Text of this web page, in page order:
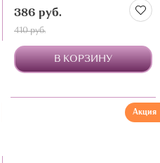
386 руб.
410 руб.
В КОРЗИНУ
Акция